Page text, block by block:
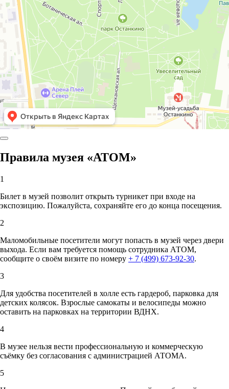
Правила музея «АТОМ»
1
Билет в музей позволит открыть турникет при входе на
экспозицию. Пожалуйста, сохраняйте его до конца посещения.
2
Маломобильные посетители могут попасть в музей через двери
выхода. Если вам требуется помощь сотрудника АТОМ,
сообщите о своём визите по номеру + 7 (499) 673-92-30.
3
Для удобства посетителей в холле есть гардероб, парковка для
детских колясок. Взрослые самокаты и велосипеды можно
оставить на парковках на территории ВДНХ.
4
В музее нельзя вести профессиональную и коммерческую
съёмку без согласования с администрацией АТОМА.
5